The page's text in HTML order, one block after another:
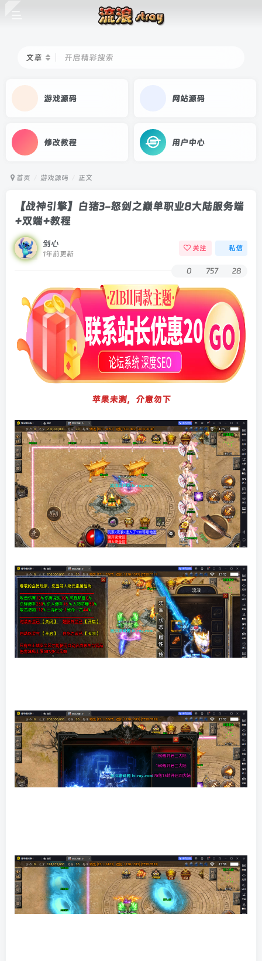
文章 开启精彩搜索
游戏源码 网站源码
修改教程 用户中心
首页 游戏源码 正文
【战神引擎】白猪3-怒剑之巅单职业8大陆服务端
+双端+教程
剑心
1年前更新
关注 私信
0 757 28
苹果未测，介意勿下